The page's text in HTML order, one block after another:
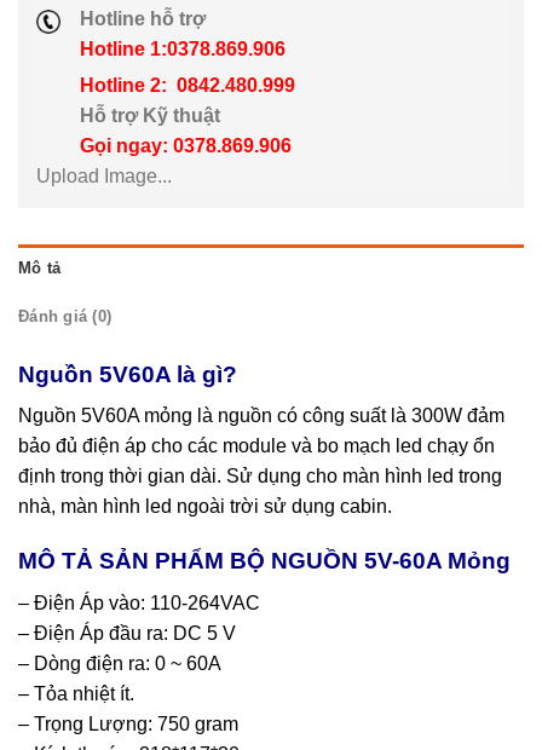
Hotline hỗ trợ
Hotline 1:0378.869.906
Hotline 2: 0842.480.999
Hỗ trợ Kỹ thuật
Gọi ngay: 0378.869.906
Upload Image...
Mô tả
Đánh giá (0)
Nguồn 5V60A là gì?
Nguồn 5V60A mỏng là nguồn có công suất là 300W đảm
bảo đủ điện áp cho các module và bo mạch led chạy ổn
định trong thời gian dài. Sử dụng cho màn hình led trong
nhà, màn hình led ngoài trời sử dụng cabin.
MÔ TẢ SẢN PHẨM BỘ NGUỒN 5V-60A Mỏng
– Điện Áp vào: 110-264VAC
– Điện Áp đầu ra: DC 5 V
– Dòng điện ra: 0 ~ 60A
– Tỏa nhiệt ít.
– Trọng Lượng: 750 gram